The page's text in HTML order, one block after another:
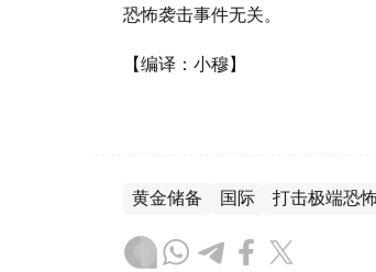
恐怖袭击事件无关。
【编译：小穆】
黄金储备 国际 打击极端恐